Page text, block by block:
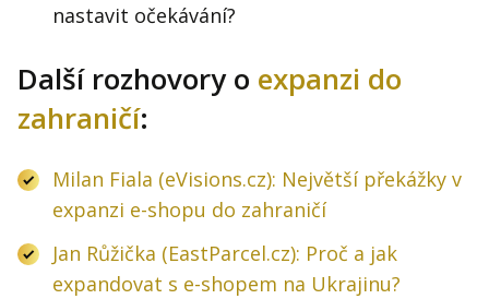
nastavit očekávání?
Další rozhovory o expanzi do
zahraničí:
Milan Fiala (eVisions.cz): Největší překážky v
expanzi e-shopu do zahraničí
Jan Růžička (EastParcel.cz): Proč a jak
expandovat s e-shopem na Ukrajinu?